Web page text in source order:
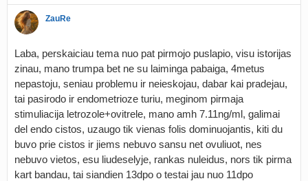
ZauRe
Laba, perskaiciau tema nuo pat pirmojo puslapio, visu istorijas
zinau, mano trumpa bet ne su laiminga pabaiga, 4metus
nepastoju, seniau problemu ir neieskojau, dabar kai pradejau,
tai pasirodo ir endometrioze turiu, meginom pirmaja
stimuliacija letrozole+ovitrele, mano amh 7.11ng/ml, galimai
del endo cistos, uzaugo tik vienas folis dominuojantis, kiti du
buvo prie cistos ir jiems nebuvo sansu net ovuliuot, nes
nebuvo vietos, esu liudeselyje, rankas nuleidus, nors tik pirma
kart bandau, tai siandien 13dpo o testai jau nuo 11dpo